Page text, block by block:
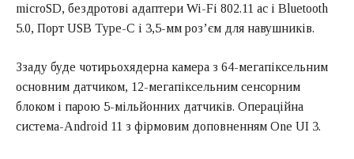
microSD, бездротові адаптери Wi-Fi 802.11 ac і Bluetooth
5.0, Порт USB Type-C і 3,5-мм роз’єм для навушників.
Ззаду буде чотирьохядерна камера з 64-мегапіксельним
основним датчиком, 12-мегапіксельним сенсорним
блоком і парою 5-мільйонних датчиків. Операційна
система-Android 11 з фірмовим доповненням One UI 3.